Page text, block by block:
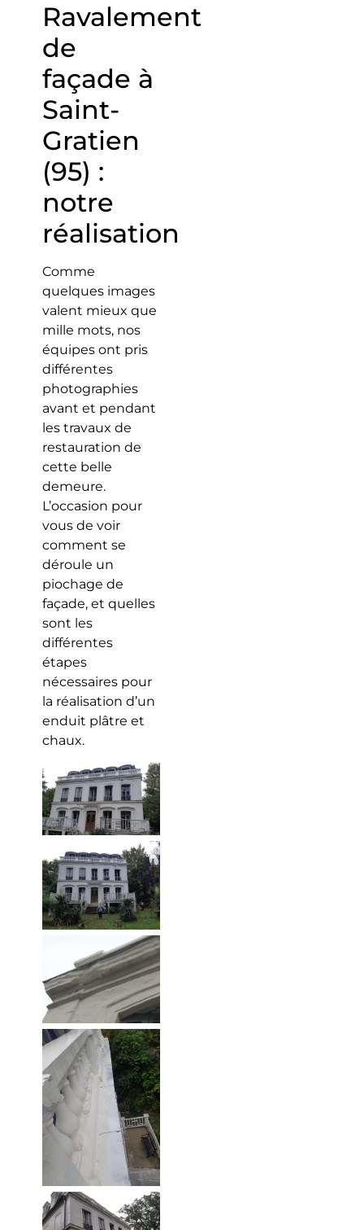
Ravalement
de
façade à
Saint-
Gratien
(95) :
notre
réalisation
Comme
quelques images
valent mieux que
mille mots, nos
équipes ont pris
différentes
photographies
avant et pendant
les travaux de
restauration de
cette belle
demeure.
L’occasion pour
vous de voir
comment se
déroule un
piochage de
façade, et quelles
sont les
différentes
étapes
nécessaires pour
la réalisation d’un
enduit plâtre et
chaux.